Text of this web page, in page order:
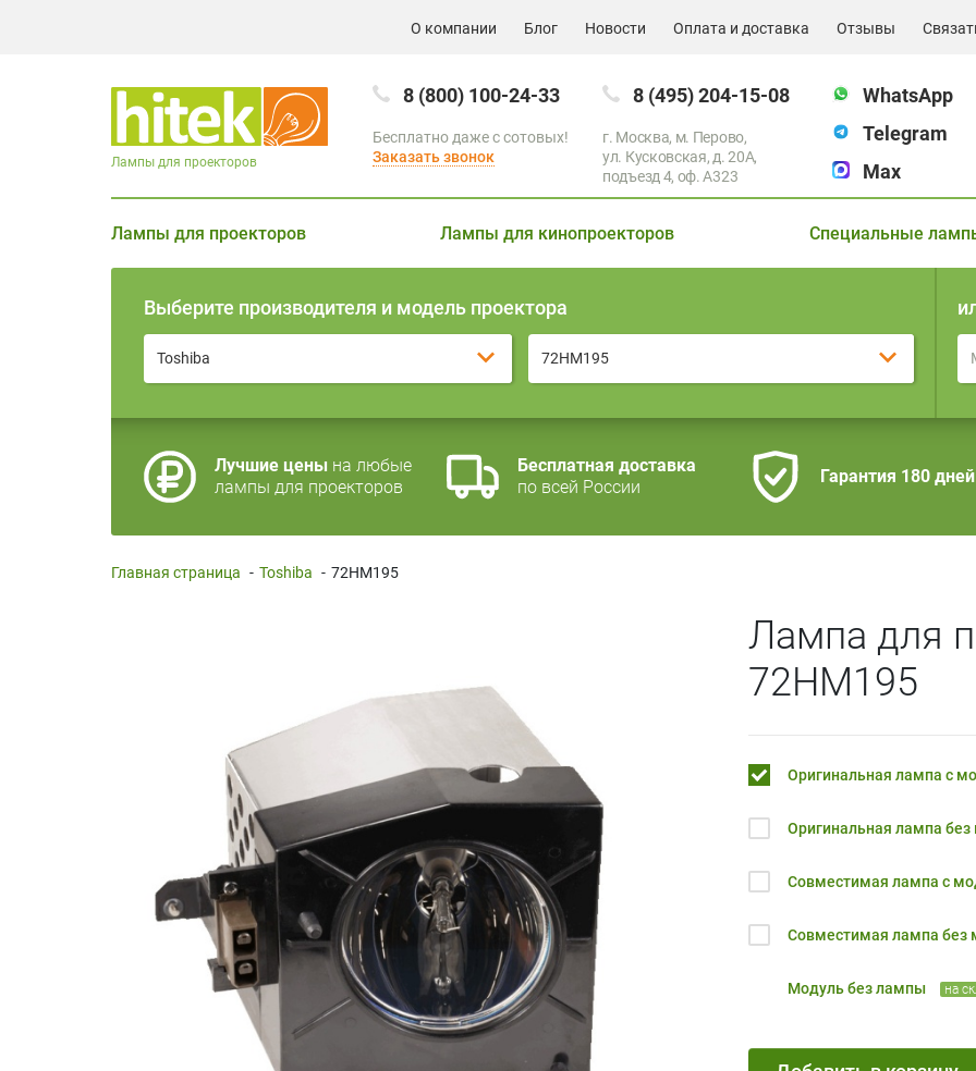
О компании Блог Новости Оплата и доставка Отзывы
8 (800) 100-24-33
Бесплатно даже с сотовых!
Заказать звонок
8 (495) 204-15-08
г. Москва, м. Перово,
ул. Кусковская, д. 20А,
подъезд 4, оф. A323
WhatsApp
Telegram
Max
Лампы для проекторов
Лампы для проекторов Лампы для кинопроекторов Специальные
Выберите производителя и модель проектора
Toshiba 72HM195
Лучшие цены на любые
лампы для проекторов
Бесплатная доставка
по всей России
Гарантия 180 дней
Главная страница - Toshiba - 72HM195
Лампа для
72HM195
Оригинальная лампа с
Оригинальная лампа без
Совместимая лампа с
Совместимая лампа без
Модуль без лампы на